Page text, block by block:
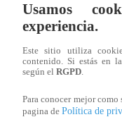
continúan entre
Además, Jhonatan
Mira el momento
Usamos
experiencia.
Este sitio utiliza
contenido. Si estás en la
según el RGPD
Para conocer mejor
pagina de Política de